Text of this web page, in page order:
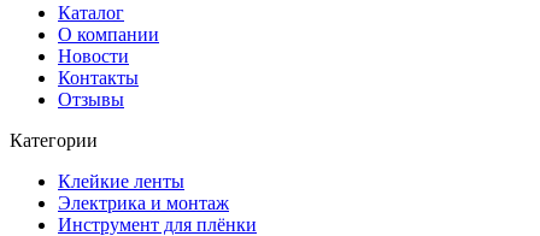
Каталог
О компании
Новости
Контакты
Отзывы
Категории
Клейкие ленты
Электрика и монтаж
Инструмент для плёнки